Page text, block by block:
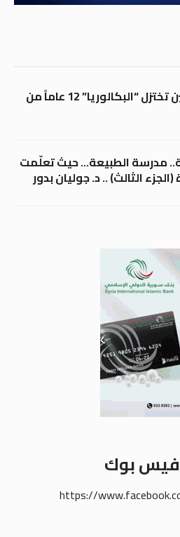
كابوس النتائج.. حين تختزل “البكالوريا” 12 عاماً من
مدرسة الطبيعة… حيث تعلّمت
الثالث) .. د. جوليان بدور
فيس بوك
https://